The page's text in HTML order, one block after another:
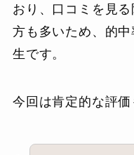
おり、口コミを見
方も多いため、的
生です。
今回は肯定的な評価